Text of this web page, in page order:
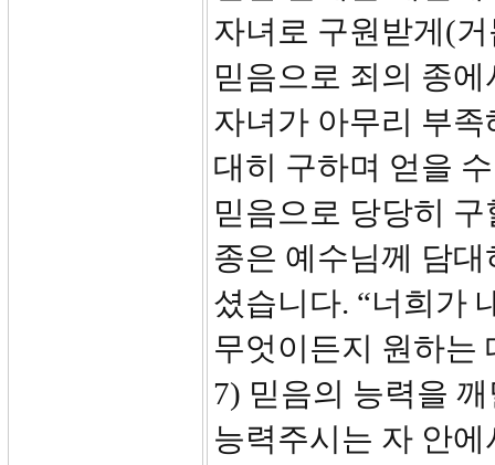
자녀로 구원받게(
믿음으로 죄의 종
자녀가 아무리 부
대히 구하며 얻을
믿음으로 당당히
종은 예수님께 담
셨습니다. “너희가
무엇이든지 원하는
7) 믿음의 능력을
능력주시는 자 안